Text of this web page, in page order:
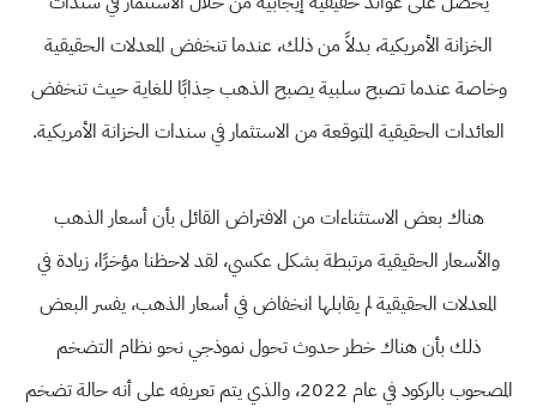
الخزانة الأمريكية، بدلاً من ذلك، عندما تنخفض المعدلات الحقيقية
وخاصة عندما تصبح سلبية يصبح الذهب جذابًا للغاية حيث تنخفض
العائدات الحقيقية المتوقعة من الاستثمار في سندات الخزانة الأمريكية.
هناك بعض الاستثناءات من الافتراض القائل بأن أسعار الذهب
والأسعار الحقيقية مرتبطة بشكل عكسي، لقد لاحظنا مؤخرًا، زيادة في
المعدلات الحقيقية لم يقابلها انخفاض في أسعار الذهب، يفسر البعض
ذلك بأن هناك خطر حدوث تحول نموذجي نحو نظام التضخم
المصحوب بالركود في عام 2022، والذي يتم تعريفه على أنه حالة تضخم